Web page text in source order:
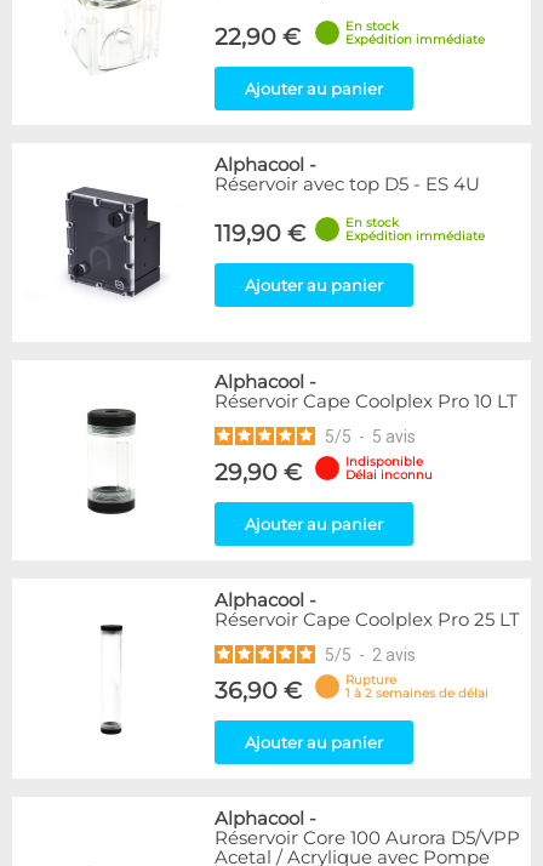
22,90 €
En stock
Expédition immédiate
Ajouter au panier
Alphacool -
Réservoir avec top D5 - ES 4U
119,90 €
En stock
Expédition immédiate
Ajouter au panier
Alphacool -
Réservoir Cape Coolplex Pro 10 LT
5/5 - 5 avis
29,90 €
Indisponible
Délai inconnu
Ajouter au panier
Alphacool -
Réservoir Cape Coolplex Pro 25 LT
5/5 - 2 avis
36,90 €
Rupture
1 à 2 semaines de délai
Ajouter au panier
Alphacool -
Réservoir Core 100 Aurora D5/VPP
Acetal / Acrylique avec Pompe